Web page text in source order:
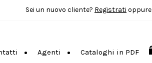
Sei un nuovo cliente? Registrati oppure
Agenti Cataloghi in PDF